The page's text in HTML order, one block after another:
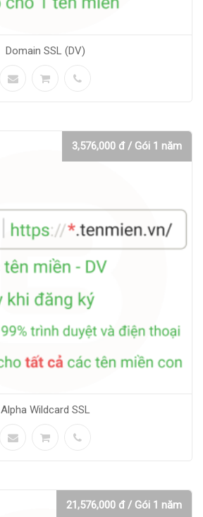
Domain SSL (DV)
3,576,000 đ / Gói 1 năm
Alpha Wildcard SSL
21,576,000 đ / Gói 1 năm